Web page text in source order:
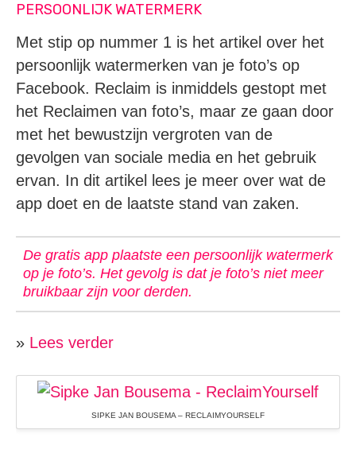
PERSOONLIJK WATERMERK
Met stip op nummer 1 is het artikel over het
persoonlijk watermerken van je foto’s op
Facebook. Reclaim is inmiddels gestopt met
het Reclaimen van foto’s, maar ze gaan door
met het bewustzijn vergroten van de
gevolgen van sociale media en het gebruik
ervan. In dit artikel lees je meer over wat de
app doet en de laatste stand van zaken.
De gratis app plaatste een persoonlijk watermerk
op je foto’s. Het gevolg is dat je foto’s niet meer
bruikbaar zijn voor derden.
» Lees verder
SIPKE JAN BOUSEMA – RECLAIMYOURSELF